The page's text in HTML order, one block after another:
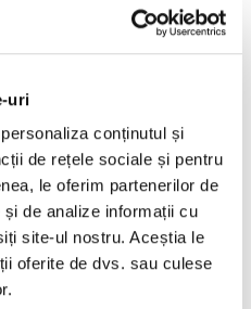
uri
conținutul și
de rețele sociale și pentru
le oferim partenerilor de
de analize informații cu
site-ul nostru. Aceștia le
oferite de dvs. sau culese
Fiscale